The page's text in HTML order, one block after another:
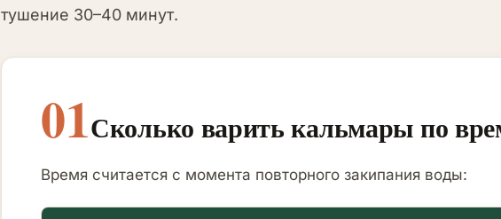
тушение 30–40 минут.
01Сколько варить кальмары по
Время считается с момента повторного закипания воды: